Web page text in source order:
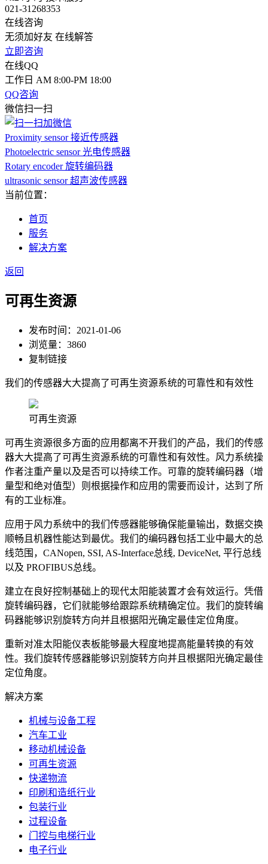
021-31268353
在线咨询
无须加好友 在线解答
立即咨询
在线QQ
工作日 AM 8:00-PM 18:00
QQ咨询
微信扫一扫
Proximity sensor 接近传感器
Photoelectric sensor 光电传感器
Rotary encoder 旋转编码器
ultrasonic sensor 超声波传感器
当前位置：
首页
服务
解决方案
返回
可再生资源
发布时间： 2021-01-06
浏览量： 3860
复制链接
我们的传感器大大提高了可再生资源系统的可靠性和有效性
可再生资源
可再生资源很多方面的应用都离不开我们的产品，我们的传感
器大大提高了可再生资源系统的可靠性和有效性。风力系统操
作者注重产量以及是否可以持续工作。可靠的旋转编码器（增
量型和绝对值型）则根据操作和应用的需要而设计，达到了所
有的工业标准。
应用于风力系统中的我们传感器能够确保能量输出，数据交换
顺畅且机器性能达到最优。我们的编码器包括工业中最大的总
线范围，CANopen, SSI, AS-Interface总线, DeviceNet, 平行总线
以及 PROFIBUS总线。
建立在良好控制基础上的现代太阳能装置才会有效运行。凭借
旋转编码器，它们就能够给跟踪系统精确定位。我们的旋转编
码器能够识别旋转方向并且根据阳光确定最佳定位角度。
重新对准太阳能仪表板能够最大程度地提高能量转换的有效
性。我们旋转传感器能够识别旋转方向并且根据阳光确定最佳
定位角度。
解决方案
机械与设备工程
汽车工业
移动机械设备
可再生资源
快递物流
印刷和造纸行业
包装行业
过程设备
门控与电梯行业
电子行业